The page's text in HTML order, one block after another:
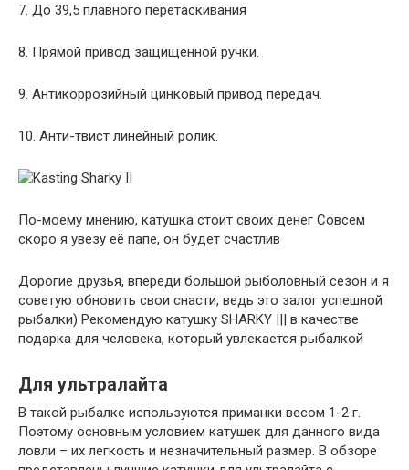
7. До 39,5 плавного перетаскивания
8. Прямой привод защищённой ручки.
9. Антикоррозийный цинковый привод передач.
10. Анти-твист линейный ролик.
По-моему мнению, катушка стоит своих денег Совсем
скоро я увезу её папе, он будет счастлив
Дорогие друзья, впереди большой рыболовный сезон и я
советую обновить свои снасти, ведь это залог успешной
рыбалки) Рекомендую катушку SHARKY ||| в качестве
подарка для человека, который увлекается рыбалкой
Для ультралайта
В такой рыбалке используются приманки весом 1-2 г.
Поэтому основным условием катушек для данного вида
ловли – их легкость и незначительный размер. В обзоре